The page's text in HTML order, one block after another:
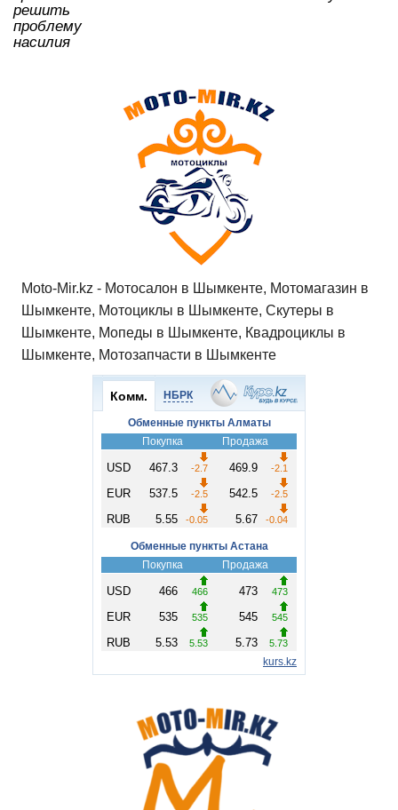
решить
проблему
насилия
Moto-Mir.kz - Мотосалон в Шымкенте, Мотомагазин в
Шымкенте, Мотоциклы в Шымкенте, Скутеры в
Шымкенте, Мопеды в Шымкенте, Квадроциклы в
Шымкенте, Мотозапчасти в Шымкенте